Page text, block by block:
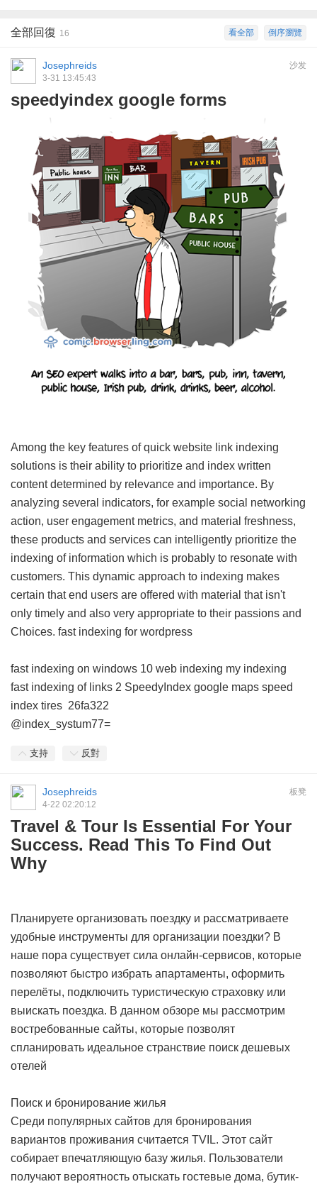
倒序瀏覽
看全部
全部回復 16
沙发
Josephreids
3-31 13:45:43
speedyindex google forms
Among the key features of quick website link indexing
solutions is their ability to prioritize and index written
content determined by relevance and importance. By
analyzing several indicators, for example social networking
action, user engagement metrics, and material freshness,
these products and services can intelligently prioritize the
indexing of information which is probably to resonate with
customers. This dynamic approach to indexing makes
certain that end users are offered with material that isn't
only timely and also very appropriate to their passions and
Choices. fast indexing for wordpress
fast indexing on windows 10 web indexing my indexing
fast indexing of links 2 SpeedyIndex google maps speed
index tires 26fa322
@index_systum77=
支持 反對
板凳
Josephreids
4-22 02:20:12
Travel & Tour Is Essential For Your
Success. Read This To Find Out
Why
Планируете организовать поездку и рассматриваете
удобные инструменты для организации поездки? В
наше пора существует сила онлайн-сервисов, которые
позволяют быстро избрать апартаменты, оформить
перелёты, подключить туристическую страховку или
выискать поездка. В данном обзоре мы рассмотрим
востребованные сайты, которые позволят
спланировать идеальное странствие поиск дешевых
отелей
Поиск и бронирование жилья
Среди популярных сайтов для бронирования
вариантов проживания считается TVIL. Этот сайт
собирает впечатляющую базу жилья. Пользователи
получают вероятность отыскать гостевые дома, бутик-